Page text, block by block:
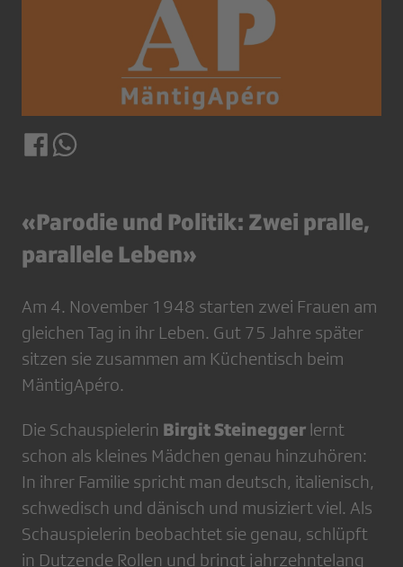
«Parodie und Politik: Zwei pralle,
parallele Leben»
Am 4. November 1948 starten zwei Frauen am
gleichen Tag in ihr Leben. Gut 75 Jahre später
sitzen sie zusammen am Küchentisch beim
MäntigApéro.
Die Schauspielerin Birgit Steinegger lernt
schon als kleines Mädchen genau hinzuhören:
In ihrer Familie spricht man deutsch, italienisch,
schwedisch und dänisch und musiziert viel. Als
Schauspielerin beobachtet sie genau, schlüpft
in Dutzende Rollen und bringt jahrzehntelang